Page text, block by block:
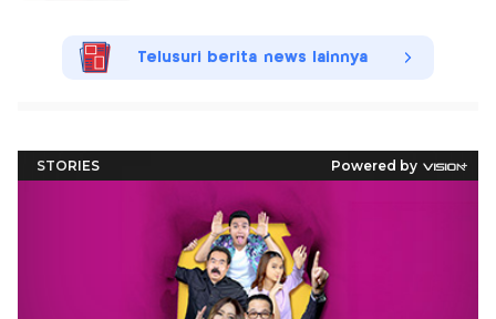
Telusuri berita news lainnya